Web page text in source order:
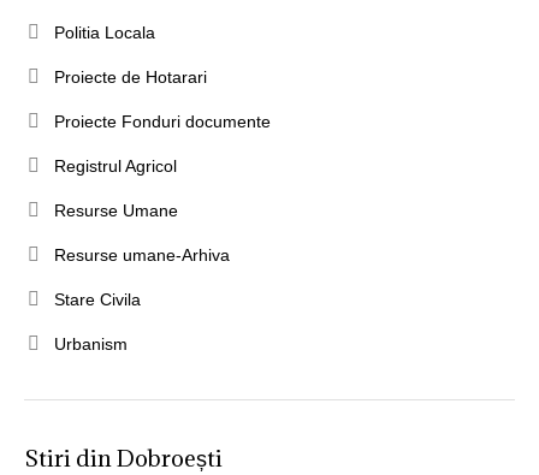
Politia Locala
Proiecte de Hotarari
Proiecte Fonduri documente
Registrul Agricol
Resurse Umane
Resurse umane-Arhiva
Stare Civila
Urbanism
Stiri din Dobroești